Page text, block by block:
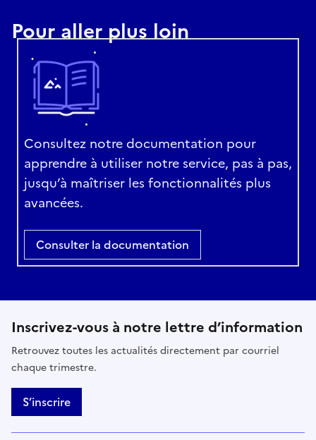
Pour aller plus loin
Consultez notre documentation pour
apprendre à utiliser notre service, pas à pas,
jusqu’à maîtriser les fonctionnalités plus
avancées.
Consulter la documentation
Inscrivez-vous à notre lettre d’information
Retrouvez toutes les actualités directement par courriel
chaque trimestre.
S’inscrire